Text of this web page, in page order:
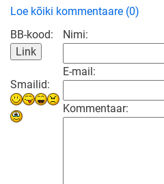
Loe kõiki kommentaare (0)
BB-kood:
Smailid:
Nimi:
E-mail:
Kommentaar: